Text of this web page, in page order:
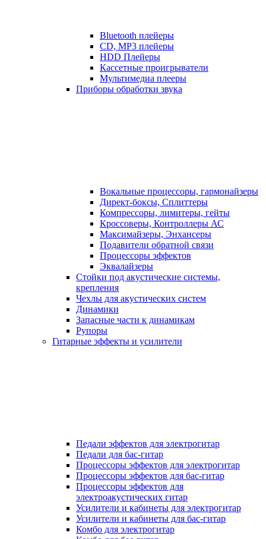
Bluetooth плейеры
CD, MP3 плейеры
HDD Плейеры
Кассетные проигрыватели
Мультимедиа плееры
Приборы обработки звука
Вокальные процессоры, гармонайзеры
Директ-боксы, Сплиттеры
Компрессоры, лимитеры, гейты
Кроссоверы, Контроллеры АС
Максимайзеры, Энхансеры
Подавители обратной связи
Процессоры эффектов
Эквалайзеры
Стойки под акустические системы,
крепления
Чехлы для акустических систем
Динамики
Запасные части к динамикам
Рупоры
Гитарные эффекты и усилители
Педали эффектов для электрогитар
Педали для бас-гитар
Процессоры эффектов для электрогитар
Процессоры эффектов для бас-гитар
Процессоры эффектов для
электроакустических гитар
Усилители и кабинеты для электрогитар
Усилители и кабинеты для бас-гитар
Комбо для электрогитар